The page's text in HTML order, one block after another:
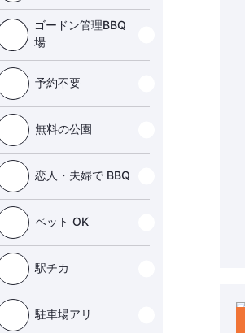
ゴードン管理BBQ
場
予約不要
無料の公園
恋人・夫婦で BBQ
ペット OK
駅チカ
駐車場アリ